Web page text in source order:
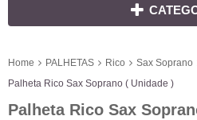
Home PALHETAS Rico
Sax Soprano
Palheta Rico Sax Soprano ( Unidade )
Palheta Rico Sax